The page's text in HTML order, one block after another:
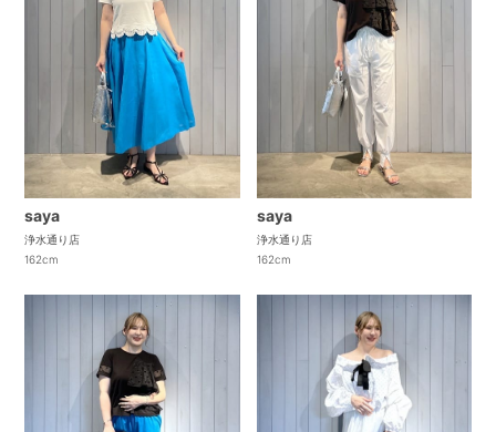
saya
浄水通り店
162cm
saya
浄水通り店
162cm